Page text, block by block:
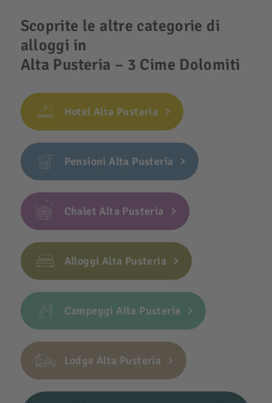
Scoprite le altre categorie di
alloggi in
Alta Pusteria – 3 Cime Dolomiti
Hotel Alta Pusteria
Pensioni Alta Pusteria
Chalet Alta Pusteria
Alloggi Alta Pusteria
Campeggi Alta Pusteria
Lodge Alta Pusteria